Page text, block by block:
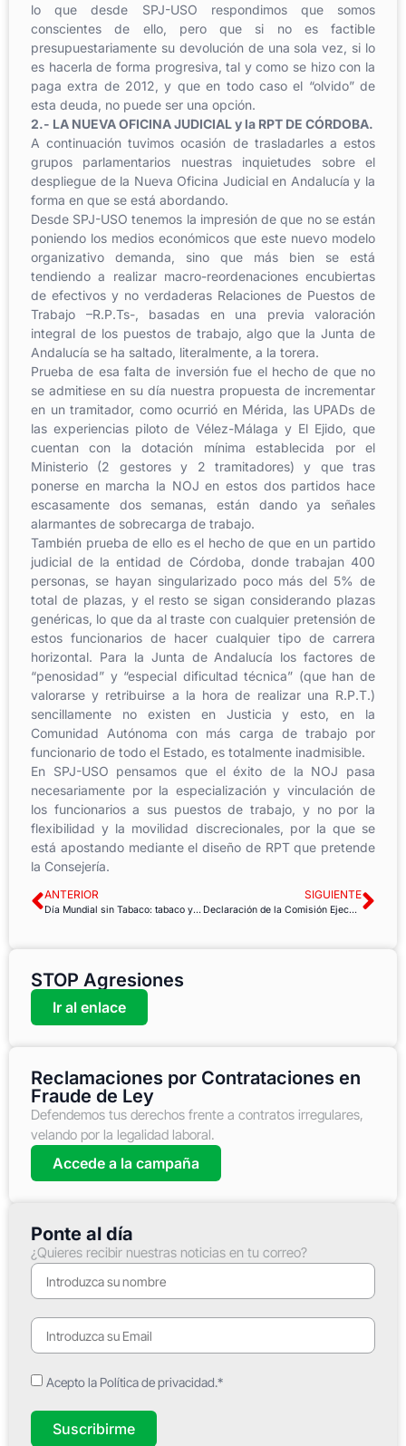
lo que desde SPJ-USO respondimos que somos
conscientes de ello, pero que si no es factible
presupuestariamente su devolución de una sola vez, si lo
es hacerla de forma progresiva, tal y como se hizo con la
paga extra de 2012, y que en todo caso el “olvido” de
esta deuda, no puede ser una opción.
2.- LA NUEVA OFICINA JUDICIAL y la RPT DE CÓRDOBA.
A continuación tuvimos ocasión de trasladarles a estos
grupos parlamentarios nuestras inquietudes sobre el
despliegue de la Nueva Oficina Judicial en Andalucía y la
forma en que se está abordando.
Desde SPJ-USO tenemos la impresión de que no se están
poniendo los medios económicos que este nuevo modelo
organizativo demanda, sino que más bien se está
tendiendo a realizar macro-reordenaciones encubiertas
de efectivos y no verdaderas Relaciones de Puestos de
Trabajo –R.P.Ts-, basadas en una previa valoración
integral de los puestos de trabajo, algo que la Junta de
Andalucía se ha saltado, literalmente, a la torera.
Prueba de esa falta de inversión fue el hecho de que no
se admitiese en su día nuestra propuesta de incrementar
en un tramitador, como ocurrió en Mérida, las UPADs de
las experiencias piloto de Vélez-Málaga y El Ejido, que
cuentan con la dotación mínima establecida por el
Ministerio (2 gestores y 2 tramitadores) y que tras
ponerse en marcha la NOJ en estos dos partidos hace
escasamente dos semanas, están dando ya señales
alarmantes de sobrecarga de trabajo.
También prueba de ello es el hecho de que en un partido
judicial de la entidad de Córdoba, donde trabajan 400
personas, se hayan singularizado poco más del 5% de
total de plazas, y el resto se sigan considerando plazas
genéricas, lo que da al traste con cualquier pretensión de
estos funcionarios de hacer cualquier tipo de carrera
horizontal. Para la Junta de Andalucía los factores de
“penosidad” y “especial dificultad técnica” (que han de
valorarse y retribuirse a la hora de realizar una R.P.T.)
sencillamente no existen en Justicia y esto, en la
Comunidad Autónoma con más carga de trabajo por
funcionario de todo el Estado, es totalmente inadmisible.
En SPJ-USO pensamos que el éxito de la NOJ pasa
necesariamente por la especialización y vinculación de
los funcionarios a sus puestos de trabajo, y no por la
flexibilidad y la movilidad discrecionales, por la que se
está apostando mediante el diseño de RPT que pretende
la Consejería.
ANTERIOR
Día Mundial sin Tabaco: tabaco y cardiopatías
SIGUIENTE
Declaración de la Comisión Ejecutiva Confederal de USO ante la nueva etapa de Gobierno de España
STOP Agresiones
Ir al enlace
Reclamaciones por Contrataciones en
Fraude de Ley
Defendemos tus derechos frente a contratos irregulares,
velando por la legalidad laboral.
Accede a la campaña
Ponte al día
¿Quieres recibir nuestras noticias en tu correo?
Acepto la Política de privacidad.*
Suscribirme